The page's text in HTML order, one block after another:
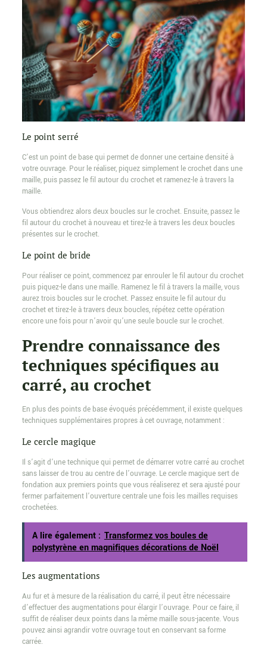
Le point serré
C’est un point de base qui permet de donner une certaine densité à
votre ouvrage. Pour le réaliser, piquez simplement le crochet dans une
maille, puis passez le fil autour du crochet et ramenez-le à travers la
maille.
Vous obtiendrez alors deux boucles sur le crochet. Ensuite, passez le
fil autour du crochet à nouveau et tirez-le à travers les deux boucles
présentes sur le crochet.
Le point de bride
Pour réaliser ce point, commencez par enrouler le fil autour du crochet
puis piquez-le dans une maille. Ramenez le fil à travers la maille, vous
aurez trois boucles sur le crochet. Passez ensuite le fil autour du
crochet et tirez-le à travers deux boucles, répétez cette opération
encore une fois pour n’avoir qu’une seule boucle sur le crochet.
Prendre connaissance des
techniques spécifiques au
carré, au crochet
En plus des points de base évoqués précédemment, il existe quelques
techniques supplémentaires propres à cet ouvrage, notamment :
Le cercle magique
Il s’agit d’une technique qui permet de démarrer votre carré au crochet
sans laisser de trou au centre de l’ouvrage. Le cercle magique sert de
fondation aux premiers points que vous réaliserez et sera ajusté pour
fermer parfaitement l’ouverture centrale une fois les mailles requises
crochetées.
A lire également : Transformez vos boules de
polystyrène en magnifiques décorations de Noël
Les augmentations
Au fur et à mesure de la réalisation du carré, il peut être nécessaire
d’effectuer des augmentations pour élargir l’ouvrage. Pour ce faire, il
suffit de réaliser deux points dans la même maille sous-jacente. Vous
pouvez ainsi agrandir votre ouvrage tout en conservant sa forme
carrée.